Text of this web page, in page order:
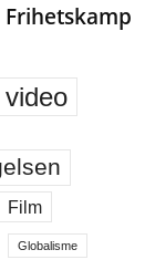
Film
Globalisme